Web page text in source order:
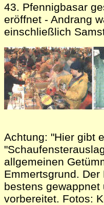
43. Pfennigbasar
eröffnet - Andrang
einschließlich
Achtung: "Hier gibt
allgemeinen
Emmertsgrund.
bestens
vorbereitet. Fotos: